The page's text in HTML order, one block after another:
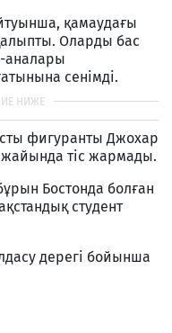
қамаудағы
Оларды бас
аналары
сенімді.
фигуранты Джохар
тіс жармады.
Бостонда болған
студент
дерегі бойынша